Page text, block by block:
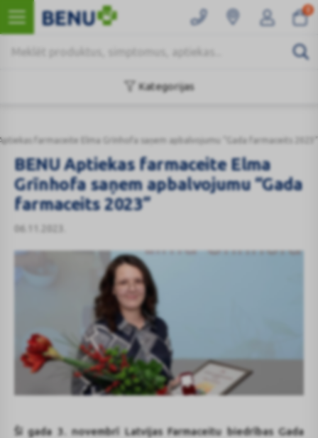
0
farmaceite Elma Grīnhofa saņem apbalvojumu “Gada farmaceits 2023”
Kategorijas
BENU Aptiekas farmaceite Elma
Grīnhofa saņem apbalvojumu “Gada
farmaceits 2023”
06.11.2023.
Šī gada 3. novembrī Latvijas Farmaceitu biedrības Gada